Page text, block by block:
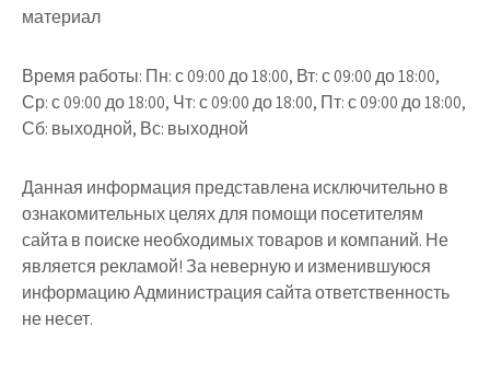
материал
Время работы: Пн: с 09:00 до 18:00, Вт: с 09:00 до 18:00,
Ср: с 09:00 до 18:00, Чт: с 09:00 до 18:00, Пт: с 09:00 до 18:00,
Сб: выходной, Вс: выходной
Данная информация представлена исключительно в
ознакомительных целях для помощи посетителям
сайта в поиске необходимых товаров и компаний. Не
является рекламой! За неверную и изменившуюся
информацию Администрация сайта ответственность
не несет.